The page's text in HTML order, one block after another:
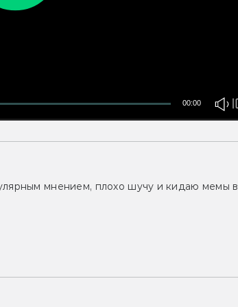
00:00
мнением, плохо шучу и кидаю мемы в